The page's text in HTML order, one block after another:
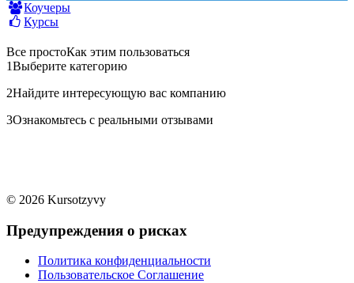
Коучеры
Курсы
Все простоКак этим пользоваться
1Выберите категорию
2Найдите интересующую вас компанию
3Ознакомьтесь с реальными отзывами
© 2026 Kursotzyvy
Предупреждения о рисках
Политика конфиденциальности
Пользовательское Соглашение